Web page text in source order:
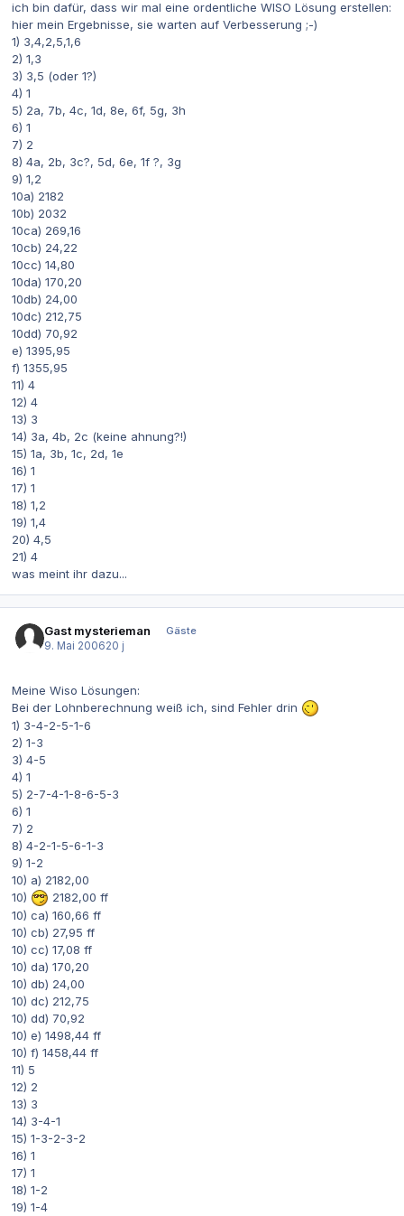
ich bin dafür, dass wir mal eine ordentliche WISO Lösung erstellen:
hier mein Ergebnisse, sie warten auf Verbesserung ;-)
1) 3,4,2,5,1,6
2) 1,3
3) 3,5 (oder 1?)
4) 1
5) 2a, 7b, 4c, 1d, 8e, 6f, 5g, 3h
6) 1
7) 2
8) 4a, 2b, 3c?, 5d, 6e, 1f ?, 3g
9) 1,2
10a) 2182
10b) 2032
10ca) 269,16
10cb) 24,22
10cc) 14,80
10da) 170,20
10db) 24,00
10dc) 212,75
10dd) 70,92
e) 1395,95
f) 1355,95
11) 4
12) 4
13) 3
14) 3a, 4b, 2c (keine ahnung?!)
15) 1a, 3b, 1c, 2d, 1e
16) 1
17) 1
18) 1,2
19) 1,4
20) 4,5
21) 4
was meint ihr dazu...
Gast mysterieman
Gäste
9. Mai 200620 j
Meine Wiso Lösungen:
Bei der Lohnberechnung weiß ich, sind Fehler drin
1) 3-4-2-5-1-6
2) 1-3
3) 4-5
4) 1
5) 2-7-4-1-8-6-5-3
6) 1
7) 2
8) 4-2-1-5-6-1-3
9) 1-2
10) a) 2182,00
10)
2182,00 ff
10) ca) 160,66 ff
10) cb) 27,95 ff
10) cc) 17,08 ff
10) da) 170,20
10) db) 24,00
10) dc) 212,75
10) dd) 70,92
10) e) 1498,44 ff
10) f) 1458,44 ff
11) 5
12) 2
13) 3
14) 3-4-1
15) 1-3-2-3-2
16) 1
17) 1
18) 1-2
19) 1-4